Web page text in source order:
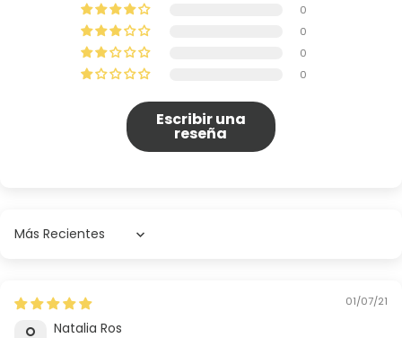
0
0
0
0
Escribir una
reseña
Sort by
01/07/21
Natalia Ros